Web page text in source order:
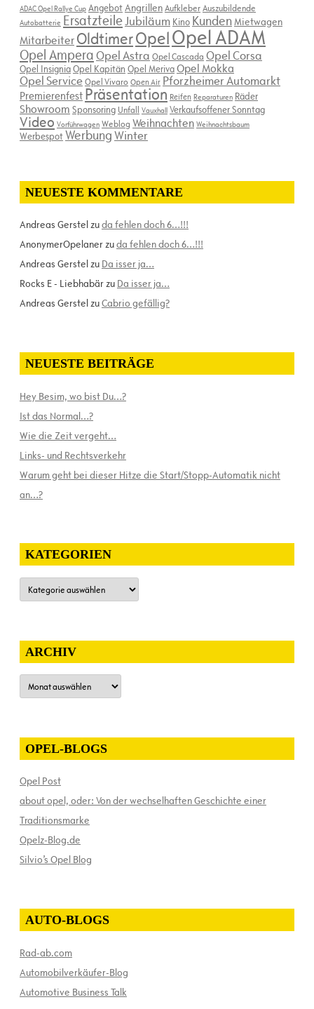
ADAC Opel Rallye Cup AngebotAngrillenAufkleberAuszubildende
Autobatterie ErsatzteileJubiläum Kino KundenMietwagen
Mitarbeiter OldtimerOpelOpel ADAM
Opel AmperaOpel Astra Opel Cascada Opel Corsa
Opel InsigniaOpel Kapitän Opel MerivaOpel Mokka
Opel ServiceOpel Vivaro Open Air Pforzheimer Automarkt
Premierenfest Präsentation Reifen Reparaturen Räder
Showroom Sponsoring Unfall Vauxhall Verkaufsoffener Sonntag
Video Vorführwagen Weblog Weihnachten Weihnachtsbaum
WerbespotWerbungWinter
NEUESTE KOMMENTARE
Andreas Gerstelzuda fehlen doch 6…!!!
AnonymerOpelanerzuda fehlen doch 6…!!!
Andreas Gerstelzu Da isser ja…
Rocks E - Liebhabärzu Da isser ja…
Andreas GerstelzuCabrio gefällig?
NEUESTE BEITRÄGE
Hey Besim, wo bist Du…?
Ist das Normal…?
Wie die Zeit vergeht…
Links- und Rechtsverkehr
Warum geht bei dieser Hitze die Start/Stopp-Automatik nicht
an…?
KATEGORIEN
Kategorien
ARCHIV
Archiv
OPEL-BLOGS
Opel Post
about opel, oder: Von der wechselhaften Geschichte einer
Traditionsmarke
Opelz-Blog.de
Silvio’s Opel Blog
AUTO-BLOGS
Rad-ab.com
Automobilverkäufer-Blog
Automotive Business Talk